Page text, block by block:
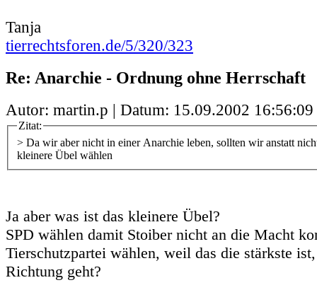
Tanja
tierrechtsforen.de/5/320/323
Re: Anarchie - Ordnung ohne Herrschaft
Autor: martin.p | Datum: 15.09.2002 16:56:09
Zitat:
> Da wir aber nicht in einer Anarchie leben, sollten wir anstatt
kleinere Übel wählen
Ja aber was ist das kleinere Übel?
SPD wählen damit Stoiber nicht an die Macht
Tierschutzpartei wählen, weil das die stärkste
Richtung geht?